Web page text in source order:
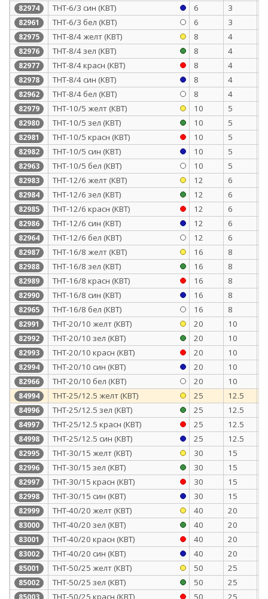
82974 ТНТ-6/3 син (КВТ) 6 3
82961 ТНТ-6/3 бел (КВТ) 6 3
82975 ТНТ-8/4 желт (КВТ) 8 4
82976 ТНТ-8/4 зел (КВТ) 8 4
82977 ТНТ-8/4 красн (КВТ) 8 4
82978 ТНТ-8/4 син (КВТ) 8 4
82962 ТНТ-8/4 бел (КВТ) 8 4
82979 ТНТ-10/5 желт (КВТ) 10 5
82980 ТНТ-10/5 зел (КВТ) 10 5
82981 ТНТ-10/5 красн (КВТ) 10 5
82982 ТНТ-10/5 син (КВТ) 10 5
82963 ТНТ-10/5 бел (КВТ) 10 5
82983 ТНТ-12/6 желт (КВТ) 12 6
82984 ТНТ-12/6 зел (КВТ) 12 6
82985 ТНТ-12/6 красн (КВТ) 12 6
82986 ТНТ-12/6 син (КВТ) 12 6
82964 ТНТ-12/6 бел (КВТ) 12 6
82987 ТНТ-16/8 желт (КВТ) 16 8
82988 ТНТ-16/8 зел (КВТ) 16 8
82989 ТНТ-16/8 красн (КВТ) 16 8
82990 ТНТ-16/8 син (КВТ) 16 8
82965 ТНТ-16/8 бел (КВТ) 16 8
82991 ТНТ-20/10 желт (КВТ) 20 10
82992 ТНТ-20/10 зел (КВТ) 20 10
82993 ТНТ-20/10 красн (КВТ) 20 10
82994 ТНТ-20/10 син (КВТ) 20 10
82966 ТНТ-20/10 бел (КВТ) 20 10
84994 ТНТ-25/12.5 желт (КВТ) 25 12.5
84996 ТНТ-25/12.5 зел (КВТ) 25 12.5
84997 ТНТ-25/12.5 красн (КВТ) 25 12.5
84998 ТНТ-25/12.5 син (КВТ) 25 12.5
82995 ТНТ-30/15 желт (КВТ) 30 15
82996 ТНТ-30/15 зел (КВТ) 30 15
82997 ТНТ-30/15 красн (КВТ) 30 15
82998 ТНТ-30/15 син (КВТ) 30 15
82999 ТНТ-40/20 желт (КВТ) 40 20
83000 ТНТ-40/20 зел (КВТ) 40 20
83001 ТНТ-40/20 красн (КВТ) 40 20
83002 ТНТ-40/20 син (КВТ) 40 20
85001 ТНТ-50/25 желт (КВТ) 50 25
85002 ТНТ-50/25 зел (КВТ) 50 25
ТНТ-50/25 красн (КВТ) 50 25